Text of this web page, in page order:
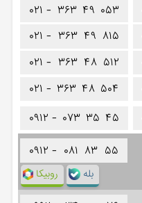
۰۲۱ - ۳۶۳ ۴۹ ۰۵۳
۰۲۱ - ۳۶۳ ۴۹ ۸۱۵
۰۲۱ - ۳۶۳ ۴۸ ۵۱۲
۰۲۱ - ۳۶۳ ۴۸ ۵۰۴
۰۹۱۲ - ۰۷۳ ۳۵ ۴۵
۰۹۱۲ - ۰۸۱ ۸۳ ۵۵
روبیکا بله